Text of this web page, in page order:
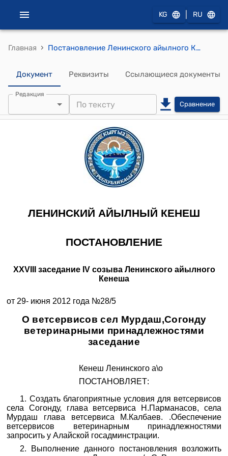
KG RU
Главная › Постановление Ленинского айылного Кенеша от 29- июня 2012 года №28/5 "О ветсервисов сел Мурдаш,Согонду ветеринарными принадлежностями заседание"
Документ Реквизиты Ссылающиеся документы
Редакция
Сравнение